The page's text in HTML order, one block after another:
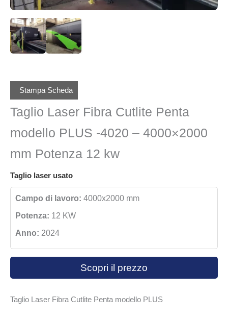
Stampa Scheda
Taglio Laser Fibra Cutlite Penta
modello PLUS -4020 – 4000×2000
mm Potenza 12 kw
Taglio laser usato
Campo di lavoro: 4000x2000 mm
Potenza: 12 KW
Anno: 2024
Scopri il prezzo
Taglio Laser Fibra Cutlite Penta modello PLUS